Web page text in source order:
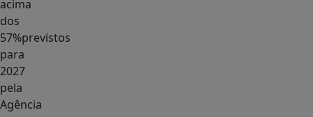
acima
dos
57%previstos
para
2027
pela
Agência